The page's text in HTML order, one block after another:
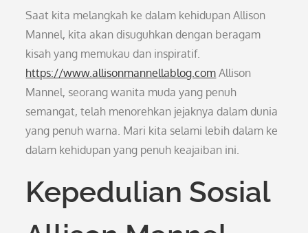
Saat kita melangkah ke dalam kehidupan Allison
Mannel, kita akan disuguhkan dengan beragam
kisah yang memukau dan inspiratif.
https://www.allisonmannellablog.com Allison
Mannel, seorang wanita muda yang penuh
semangat, telah menorehkan jejaknya dalam dunia
yang penuh warna. Mari kita selami lebih dalam ke
dalam kehidupan yang penuh keajaiban ini.
Kepedulian Sosial